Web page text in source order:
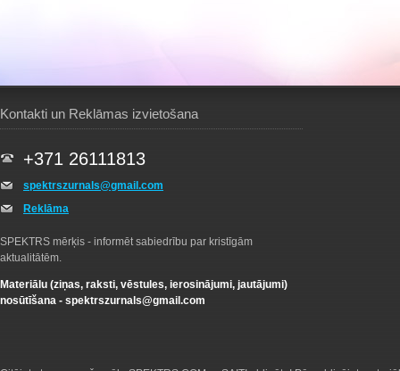
Kontakti un Reklāmas izvietošana
+371 26111813
spektrszurnals@gmail.com
Reklāma
SPEKTRS mērķis - informēt sabiedrību par kristīgām
aktualitātēm.
Materiālu (ziņas, raksti, vēstules, ierosinājumi, jautājumi)
nosūtīšana - spektrszurnals@gmail.com